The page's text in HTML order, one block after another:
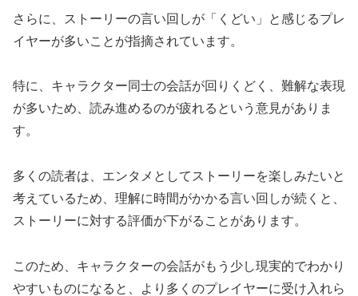
さらに、ストーリーの言い回しが「くどい」と感じるプレ
イヤーが多いことが指摘されています。
特に、キャラクター同士の会話が回りくどく、難解な表現
が多いため、読み進めるのが疲れるという意見がありま
す。
多くの読者は、エンタメとしてストーリーを楽しみたいと
考えているため、理解に時間がかかる言い回しが続くと、
ストーリーに対する評価が下がることがあります。
このため、キャラクターの会話がもう少し現実的でわかり
やすいものになると、より多くのプレイヤーに受け入れら